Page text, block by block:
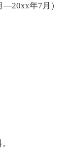
—20xx年7月）